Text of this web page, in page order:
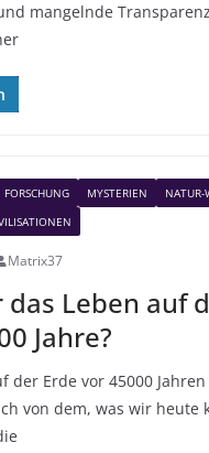
mangelnde Transparenz
FORSCHUNG MYSTERIEN
NATUR-
Matrix37
das Leben auf
Jahre?
der Erde vor 45000
von dem, was wir heute